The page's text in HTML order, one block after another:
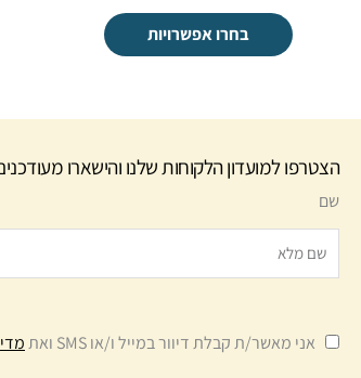
בחרו אפשרויות
הצטרפו למועדון הלקוחות שלנו והישארו
שם
אני מאשר/ת קבלת דיוור במייל ו/או SMS ואת